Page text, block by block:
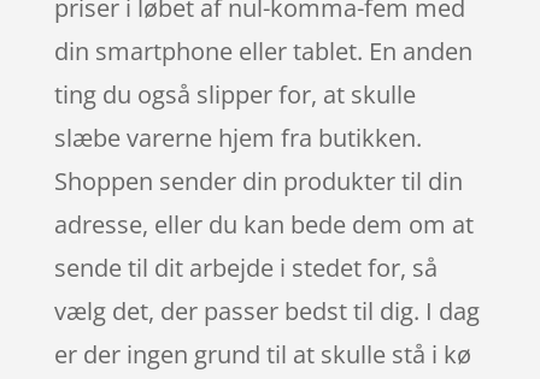
priser i løbet af nul-komma-fem med
din smartphone eller tablet. En anden
ting du også slipper for, at skulle
slæbe varerne hjem fra butikken.
Shoppen sender din produkter til din
adresse, eller du kan bede dem om at
sende til dit arbejde i stedet for, så
vælg det, der passer bedst til dig. I dag
er der ingen grund til at skulle stå i kø